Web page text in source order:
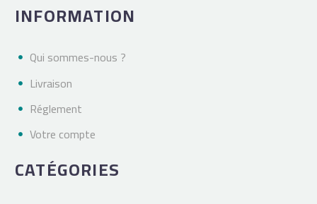
INFORMATION
Qui sommes-nous ?
Livraison
Réglement
Votre compte
CATÉGORIES